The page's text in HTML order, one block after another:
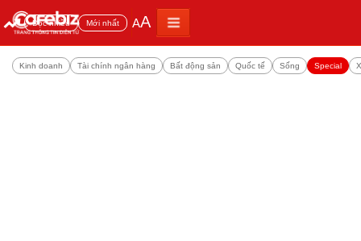
Đọc nhiều Mới nhất AA
Kinh doanh Tài chính ngân hàng Bất động sản Quốc tế Sống Special